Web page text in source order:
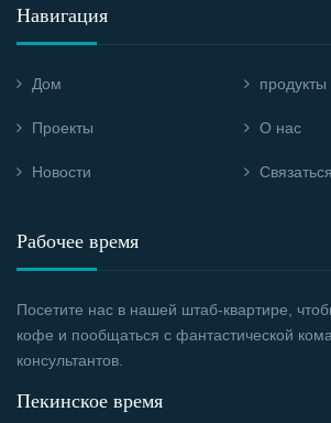
Навигация
Дом продукты
Проекты О нас
Новости
Рабочее время
Посетите нас в нашей штаб-квартире,
кофе и пообщаться с фантастической
консультантов.
Пекинское время